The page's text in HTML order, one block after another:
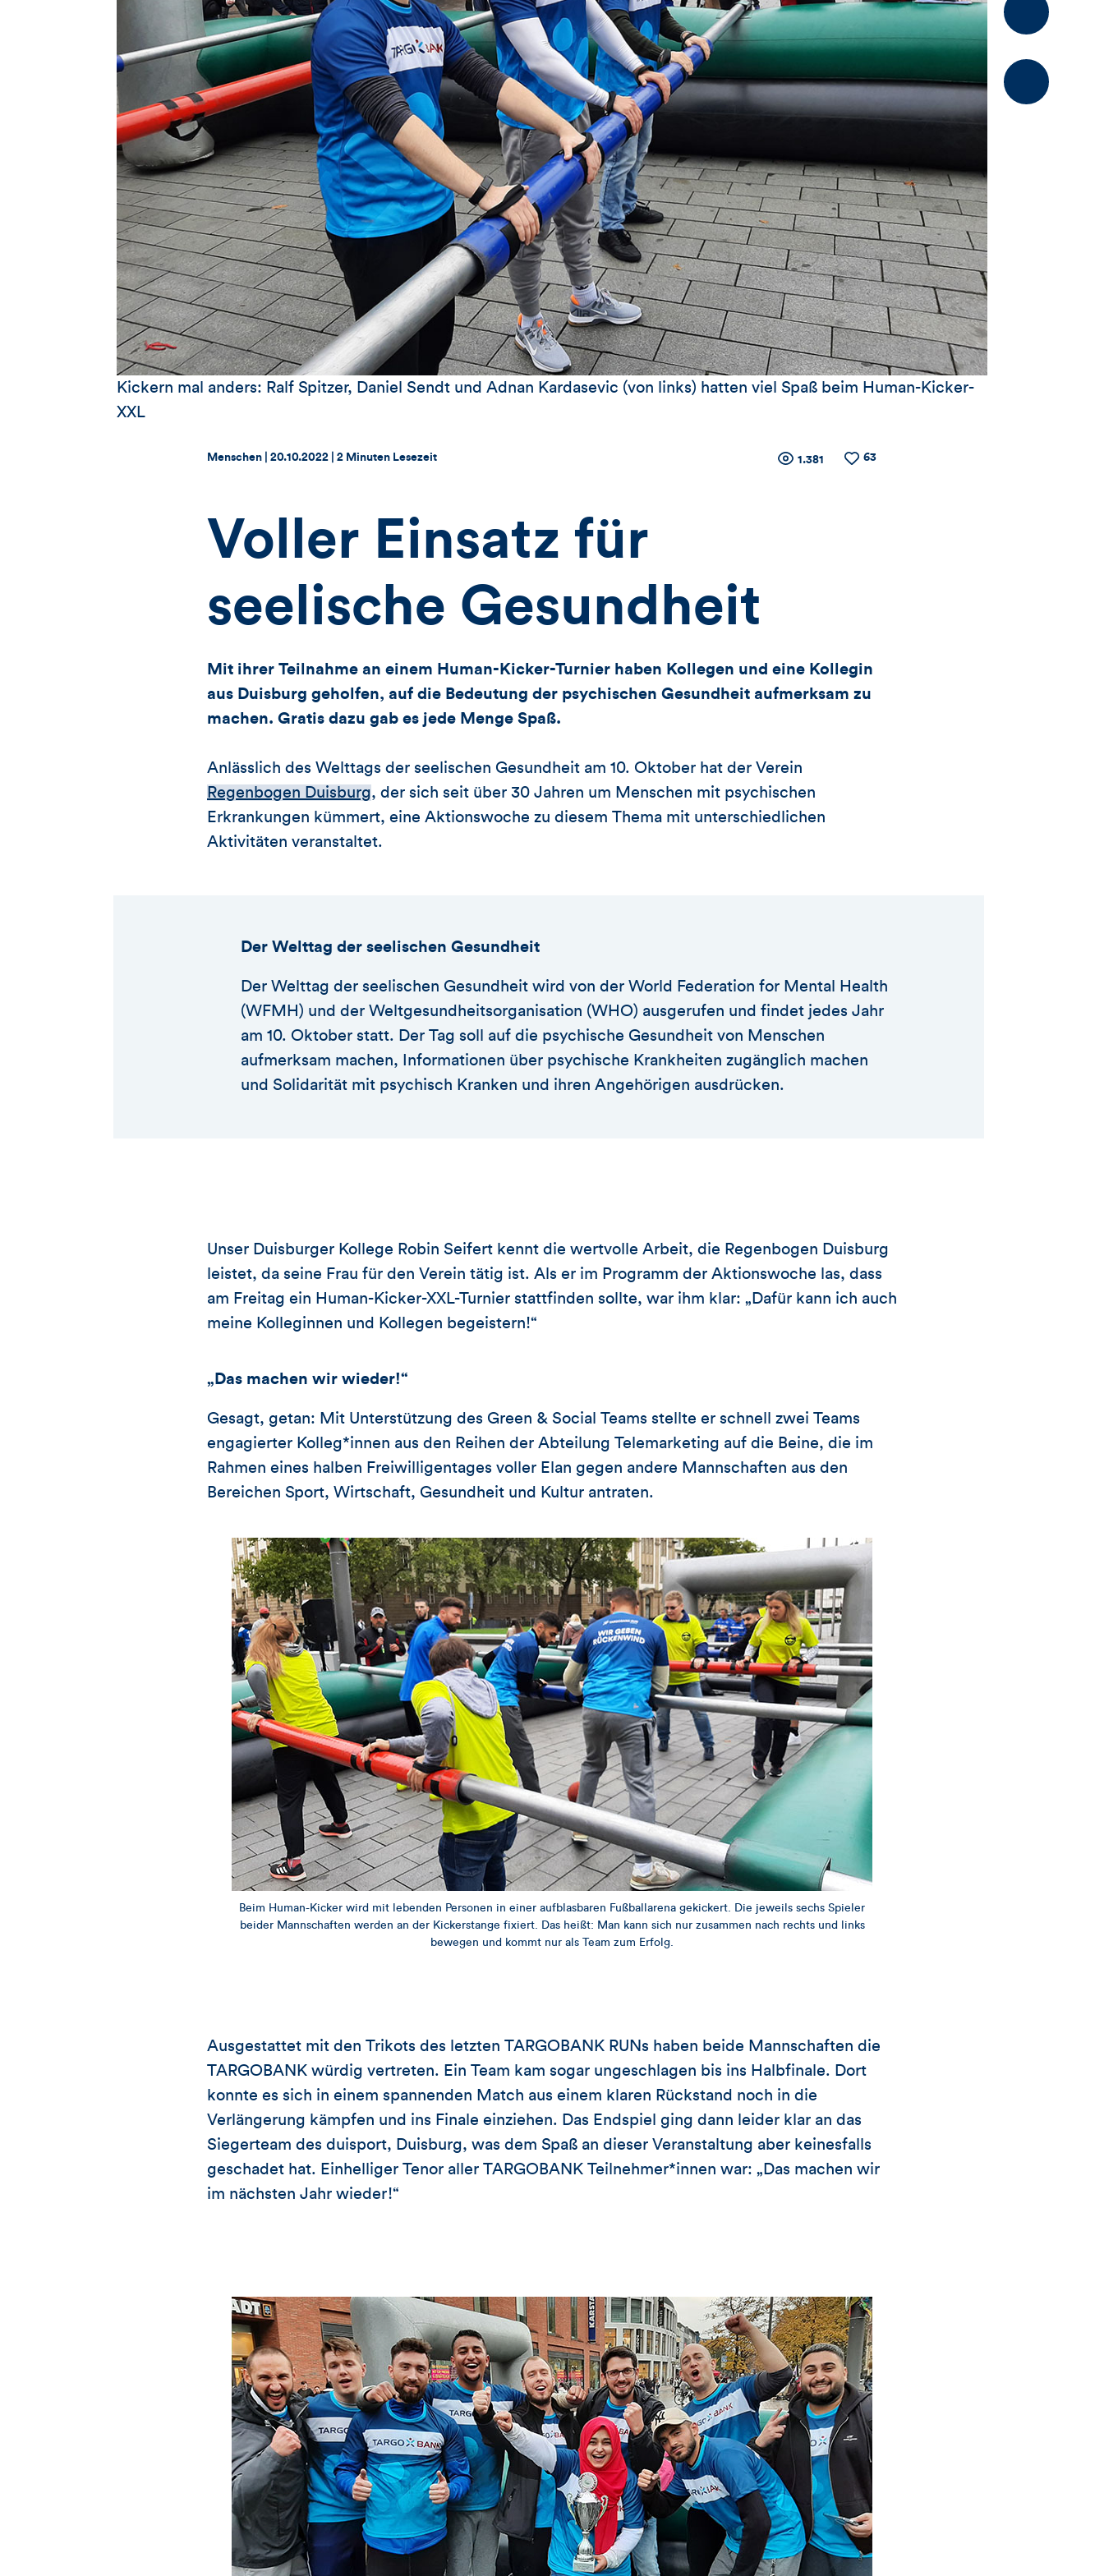
Kickern mal anders: Ralf Spitzer, Daniel Sendt und Adnan Kardasevic (von links) hatten viel Spaß beim Human-Kicker-
XXL
Thema:
Menschen | Datum:
20.10.2022 2 Minuten Lesezeit
Zähler
und
Kommentare
dieses
Artikels
Anzahl
1.381
Anzahl
63
Voller Einsatz für
seelische Gesundheit
Mit ihrer Teilnahme an einem Human-Kicker-Turnier haben Kollegen und eine Kollegin
aus Duisburg geholfen, auf die Bedeutung der psychischen Gesundheit aufmerksam zu
machen. Gratis dazu gab es jede Menge Spaß.
Anlässlich des Welttags der seelischen Gesundheit am 10. Oktober hat der Verein
Regenbogen Duisburg, der sich seit über 30 Jahren um Menschen mit psychischen
Erkrankungen kümmert, eine Aktionswoche zu diesem Thema mit unterschiedlichen
Aktivitäten veranstaltet.
Der Welttag der seelischen Gesundheit
Der Welttag der seelischen Gesundheit wird von der World Federation for Mental Health
(WFMH) und der Weltgesundheitsorganisation (WHO) ausgerufen und findet jedes Jahr
am 10. Oktober statt. Der Tag soll auf die psychische Gesundheit von Menschen
aufmerksam machen, Informationen über psychische Krankheiten zugänglich machen
und Solidarität mit psychisch Kranken und ihren Angehörigen ausdrücken.
Unser Duisburger Kollege Robin Seifert kennt die wertvolle Arbeit, die Regenbogen Duisburg
leistet, da seine Frau für den Verein tätig ist. Als er im Programm der Aktionswoche las, dass
am Freitag ein Human-Kicker-XXL-Turnier stattfinden sollte, war ihm klar: „Dafür kann ich auch
meine Kolleginnen und Kollegen begeistern!“
„Das machen wir wieder!“
Gesagt, getan: Mit Unterstützung des Green & Social Teams stellte er schnell zwei Teams
engagierter Kolleg*innen aus den Reihen der Abteilung Telemarketing auf die Beine, die im
Rahmen eines halben Freiwilligentages voller Elan gegen andere Mannschaften aus den
Bereichen Sport, Wirtschaft, Gesundheit und Kultur antraten.
Beim Human-Kicker wird mit lebenden Personen in einer aufblasbaren Fußballarena gekickert. Die jeweils sechs Spieler
beider Mannschaften werden an der Kickerstange fixiert. Das heißt: Man kann sich nur zusammen nach rechts und links
bewegen und kommt nur als Team zum Erfolg.
Ausgestattet mit den Trikots des letzten TARGOBANK RUNs haben beide Mannschaften die
TARGOBANK würdig vertreten. Ein Team kam sogar ungeschlagen bis ins Halbfinale. Dort
konnte es sich in einem spannenden Match aus einem klaren Rückstand noch in die
Verlängerung kämpfen und ins Finale einziehen. Das Endspiel ging dann leider klar an das
Siegerteam des duisport, Duisburg, was dem Spaß an dieser Veranstaltung aber keinesfalls
geschadet hat. Einhelliger Tenor aller TARGOBANK Teilnehmer*innen war: „Das machen wir
im nächsten Jahr wieder!“